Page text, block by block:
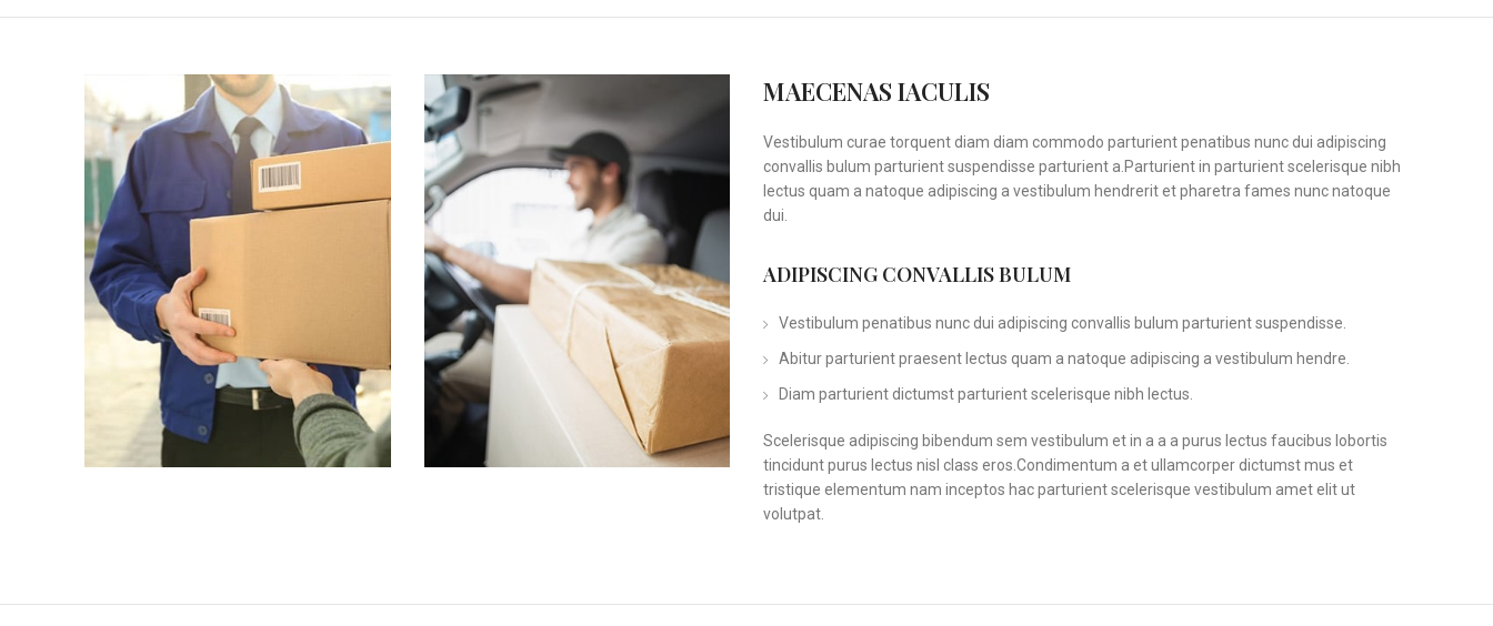
MAECENAS IACULIS
Vestibulum curae torquent diam diam commodo parturient penatibus nunc dui adipiscing
convallis bulum parturient suspendisse parturient a.Parturient in parturient scelerisque nibh
lectus quam a natoque adipiscing a vestibulum hendrerit et pharetra fames nunc natoque
dui.
ADIPISCING CONVALLIS BULUM
Vestibulum penatibus nunc dui adipiscing convallis bulum parturient suspendisse.
Abitur parturient praesent lectus quam a natoque adipiscing a vestibulum hendre.
Diam parturient dictumst parturient scelerisque nibh lectus.
Scelerisque adipiscing bibendum sem vestibulum et in a a a purus lectus faucibus lobortis
tincidunt purus lectus nisl class eros.Condimentum a et ullamcorper dictumst mus et
tristique elementum nam inceptos hac parturient scelerisque vestibulum amet elit ut
volutpat.